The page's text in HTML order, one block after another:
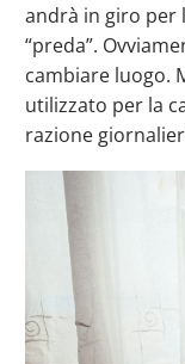
andrà in giro per
“preda”.
cambiare luogo.
utilizzato per la
razione